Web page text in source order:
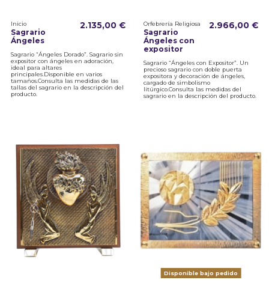
Inicio
Sagrario
Ángeles
2.135,00 €
Sagrario “Ángeles Dorado”. Sagrario sin
expositor con ángeles en adoración,
ideal para altares
principales.Disponible en varios
tamaños.Consulta las medidas de las
tallas del sagrario en la descripción del
producto.
Orfebrería Religiosa
Sagrario
Ángeles con
expositor
2.966,00 €
Sagrario “Ángeles con Expositor”. Un
precioso sagrario con doble puerta
expositora y decoración de ángeles,
cargado de simbolismo
litúrgico.Consulta las medidas del
sagrario en la descripción del producto.
Disponible bajo pedido